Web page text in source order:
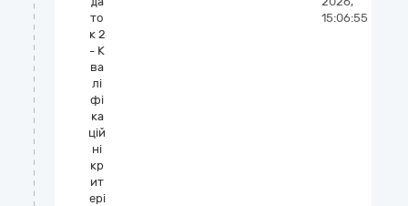
то
к 2
- К
ва
лі
фі
ка
цій
ні
кр
ит
ері
15:06:55